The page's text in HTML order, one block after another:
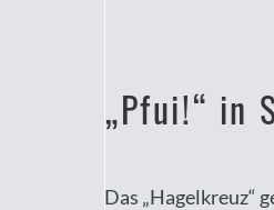
„Pfui!“ in
Das „Hagelkreuz“